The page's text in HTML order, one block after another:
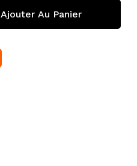
Ajouter Au Panier